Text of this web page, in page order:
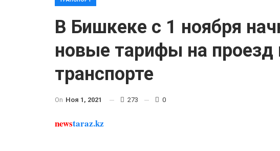
В Бишкеке с 1 ноября
новые тарифы на
транспорте
On Ноя 1, 2021 273 0
newstaraz.kz